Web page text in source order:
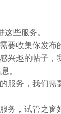
些服务。
要收集你发
兴趣的帖子
。
服务，我们
务，试管之